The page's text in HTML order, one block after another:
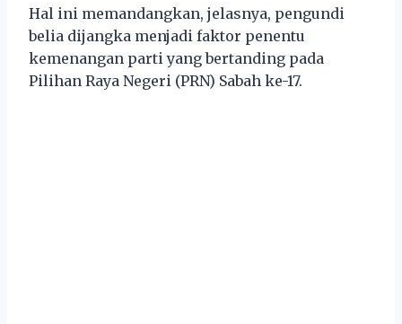
Hal ini memandangkan, jelasnya, pengundi
belia dijangka menjadi faktor penentu
kemenangan parti yang bertanding pada
Pilihan Raya Negeri (PRN) Sabah ke-17.